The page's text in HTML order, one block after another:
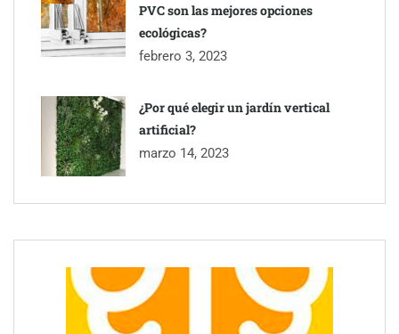
PVC son las mejores opciones
ecológicas?
febrero 3, 2023
¿Por qué elegir un jardín vertical
artificial?
marzo 14, 2023